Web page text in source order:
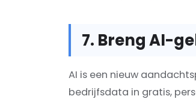
7. Breng AI-
AI is een nieuw
bedrijfsdata in gratis,